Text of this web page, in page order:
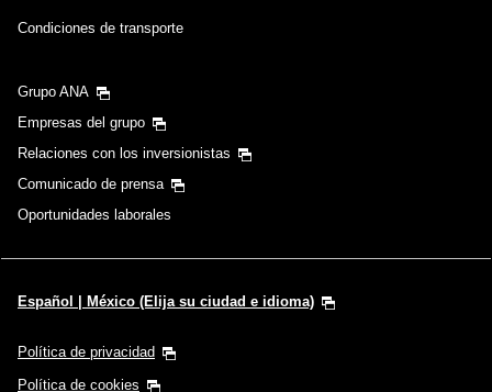
Condiciones de transporte
Grupo ANA
Empresas del grupo
Relaciones con los inversionistas
Comunicado de prensa
Oportunidades laborales
Español | México (Elija su ciudad e idioma)
Política de privacidad
Política de cookies